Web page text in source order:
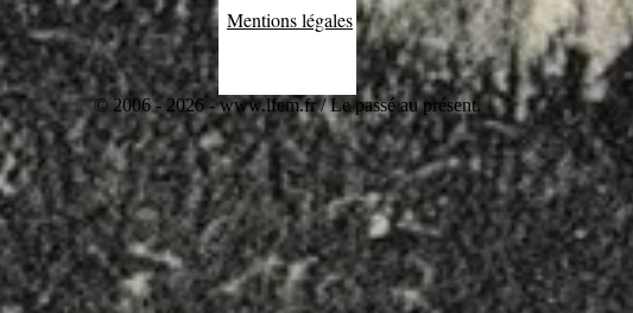
Mentions légales
© 2006 - 2026 - www.lfem.fr / Le passé au présent.